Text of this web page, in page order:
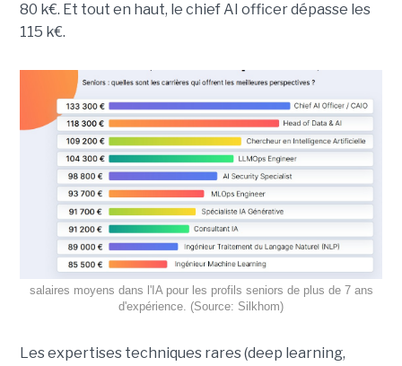
80 k€. Et tout en haut, le chief AI officer dépasse les
115 k€.
salaires moyens dans l'IA pour les profils seniors de plus de 7 ans
d'expérience. (Source: Silkhom)
Les expertises techniques rares (deep learning,